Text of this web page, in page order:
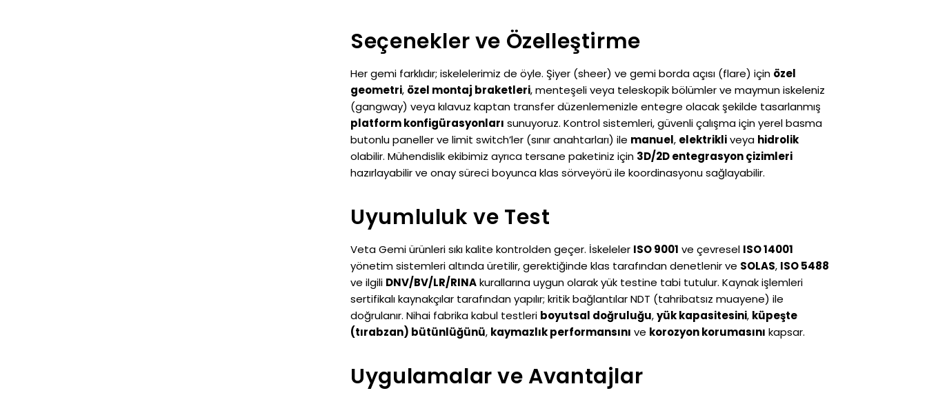
Seçenekler ve Özelleştirme
Her gemi farklıdır; iskelelerimiz de öyle. Şiyer (sheer) ve gemi borda açısı (flare) için özel
geometri, özel montaj braketleri, menteşeli veya teleskopik bölümler ve maymun iskeleniz
(gangway) veya kılavuz kaptan transfer düzenlemenizle entegre olacak şekilde tasarlanmış
platform konfigürasyonları sunuyoruz. Kontrol sistemleri, güvenli çalışma için yerel basma
butonlu paneller ve limit switch’ler (sınır anahtarları) ile manuel, elektrikliveya hidrolik
olabilir. Mühendislik ekibimiz ayrıca tersane paketiniz için 3D/2D entegrasyon çizimleri
hazırlayabilir ve onay süreci boyunca klas sörveyörü ile koordinasyonu sağlayabilir.
Uyumluluk ve Test
Veta Gemi ürünleri sıkı kalite kontrolden geçer. İskeleler ISO 9001 ve çevresel ISO 14001
yönetim sistemleri altında üretilir, gerektiğinde klas tarafından denetlenir ve SOLAS, ISO 5488
ve ilgili DNV/BV/LR/RINAkurallarına uygun olarak yük testine tabi tutulur. Kaynak işlemleri
sertifikalı kaynakçılar tarafından yapılır; kritik bağlantılar NDT (tahribatsız muayene) ile
doğrulanır. Nihai fabrika kabul testleri boyutsal doğruluğu,yük kapasitesini, küpeşte
(tırabzan) bütünlüğünü, kaymazlık performansını ve korozyon korumasını kapsar.
Uygulamalar ve Avantajlar